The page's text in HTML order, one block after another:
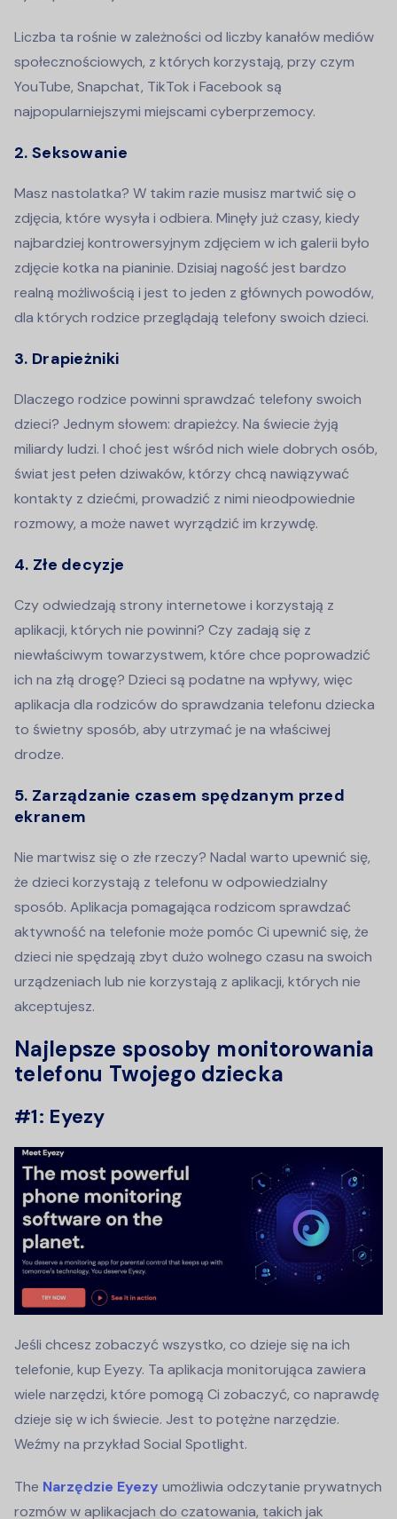
Liczba ta rośnie w zależności od liczby kanałów mediów
społecznościowych, z których korzystają, przy czym
YouTube, Snapchat, TikTok i Facebook są
najpopularniejszymi miejscami cyberprzemocy.
2. Seksowanie
Masz nastolatka? W takim razie musisz martwić się o
zdjęcia, które wysyła i odbiera. Minęły już czasy, kiedy
najbardziej kontrowersyjnym zdjęciem w ich galerii było
zdjęcie kotka na pianinie. Dzisiaj nagość jest bardzo
realną możliwością i jest to jeden z głównych powodów,
dla których rodzice przeglądają telefony swoich dzieci.
3. Drapieżniki
Dlaczego rodzice powinni sprawdzać telefony swoich
dzieci? Jednym słowem: drapieżcy. Na świecie żyją
miliardy ludzi. I choć jest wśród nich wiele dobrych osób,
świat jest pełen dziwaków, którzy chcą nawiązywać
kontakty z dziećmi, prowadzić z nimi nieodpowiednie
rozmowy, a może nawet wyrządzić im krzywdę.
4. Złe decyzje
Czy odwiedzają strony internetowe i korzystają z
aplikacji, których nie powinni? Czy zadają się z
niewłaściwym towarzystwem, które chce poprowadzić
ich na złą drogę? Dzieci są podatne na wpływy, więc
aplikacja dla rodziców do sprawdzania telefonu dziecka
to świetny sposób, aby utrzymać je na właściwej
drodze.
5. Zarządzanie czasem spędzanym przed
ekranem
Nie martwisz się o złe rzeczy? Nadal warto upewnić się,
że dzieci korzystają z telefonu w odpowiedzialny
sposób. Aplikacja pomagająca rodzicom sprawdzać
aktywność na telefonie może pomóc Ci upewnić się, że
dzieci nie spędzają zbyt dużo wolnego czasu na swoich
urządzeniach lub nie korzystają z aplikacji, których nie
akceptujesz.
Najlepsze sposoby monitorowania
telefonu Twojego dziecka
#1: Eyezy
Jeśli chcesz zobaczyć wszystko, co dzieje się na ich
telefonie, kup Eyezy. Ta aplikacja monitorująca zawiera
wiele narzędzi, które pomogą Ci zobaczyć, co naprawdę
dzieje się w ich świecie. Jest to potężne narzędzie.
Weźmy na przykład Social Spotlight.
The Narzędzie Eyezy umożliwia odczytanie prywatnych
rozmów w aplikacjach do czatowania, takich jak